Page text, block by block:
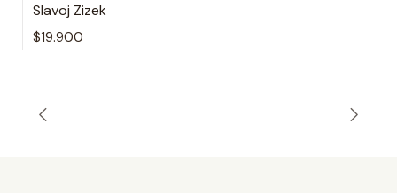
Slavoj Zizek
$19.900